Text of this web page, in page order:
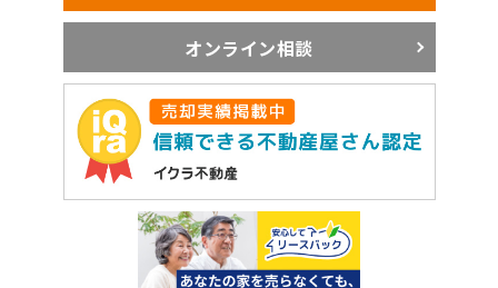
オンライン相談